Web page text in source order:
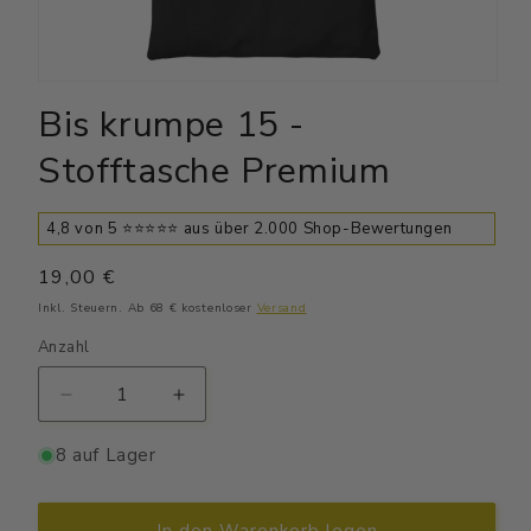
in
Modal
öffnen
Bis krumpe 15 -
Stofftasche Premium
4,8 von 5 ⭐⭐⭐⭐⭐ aus über 2.000 Shop-Bewertungen
Normaler
Preis
19,00 €
Inkl. Steuern. Ab 68 € kostenloser Versand
Anzahl
Verringere
die
Menge
Bis
Erhöhe
die
Bis
8 auf Lager